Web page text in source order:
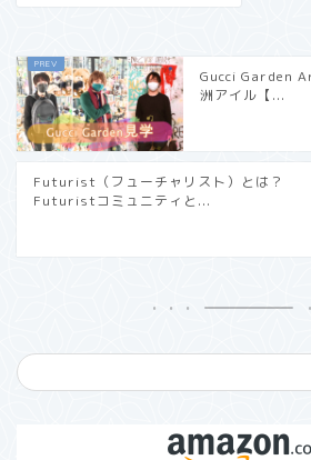
Gucci Garden
洲アイル【...
Futurist（フューチャリスト）とは？
Futuristコミュニティと...